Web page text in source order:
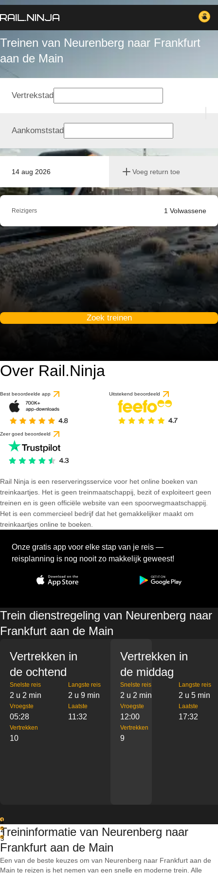
Treinen van Neurenberg naar Frankfurt
aan de Main
14 aug 2026 Voeg return toe
Vertrekstad
Aankomststad
Reizigers 1 Volwassene
Zoek treinen
Over Rail.Ninja
Best beoordeelde app Uitstekend beoordeeld
Zeer goed beoordeeld
Rail Ninja is een reserveringsservice voor het online boeken van
treinkaartjes. Het is geen treinmaatschappij, bezit of exploiteert geen
treinen en is geen officiële website van een spoorwegmaatschappij.
Het is een commercieel bedrijf dat het gemakkelijker maakt om
treinkaartjes online te boeken.
Onze gratis app voor elke stap van je reis —
reisplanning is nog nooit zo makkelijk geweest!
Trein dienstregeling van Neurenberg naar
Frankfurt aan de Main
Vertrekken in
de ochtend
Snelste reis
2 u 2 min
Langste reis
2 u 9 min
Vroegste
05:28
Laatste
11:32
Vertrekken
10
Vertrekken in
de middag
Snelste reis
2 u 2 min
Langste reis
2 u 5 min
Vroegste
12:00
Laatste
17:32
Vertrekken
9
1
2
3
Treininformatie van Neurenberg naar
Frankfurt aan de Main
Een van de beste keuzes om van Neurenberg naar Frankfurt aan de
Main te reizen is het nemen van een snelle en moderne trein. Alle